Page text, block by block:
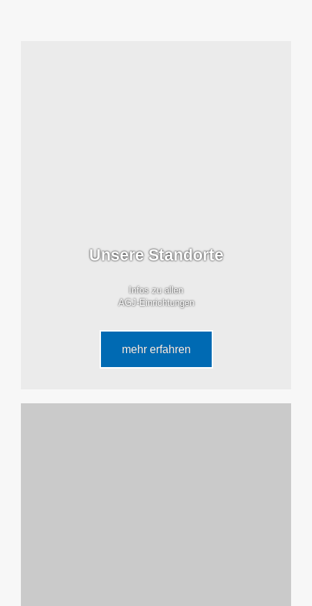
Unsere Standorte
Infos zu allen
AGJ-Einrichtungen
mehr erfahren